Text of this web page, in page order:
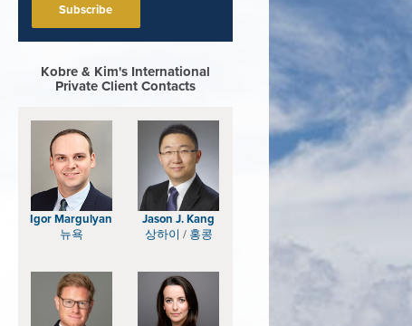
Subscribe
Kobre & Kim's International
Private Client Contacts
Igor Margulyan
뉴욕
Jason J. Kang
상하이 / 홍콩